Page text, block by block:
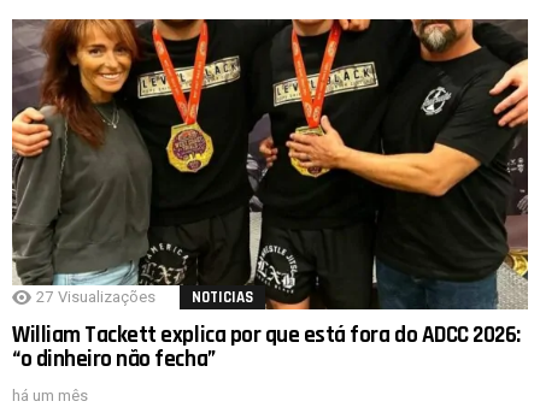
27 Visualizações NOTICIAS
William Tackett explica por que está fora do ADCC 2026:
“o dinheiro não fecha”
há um mês